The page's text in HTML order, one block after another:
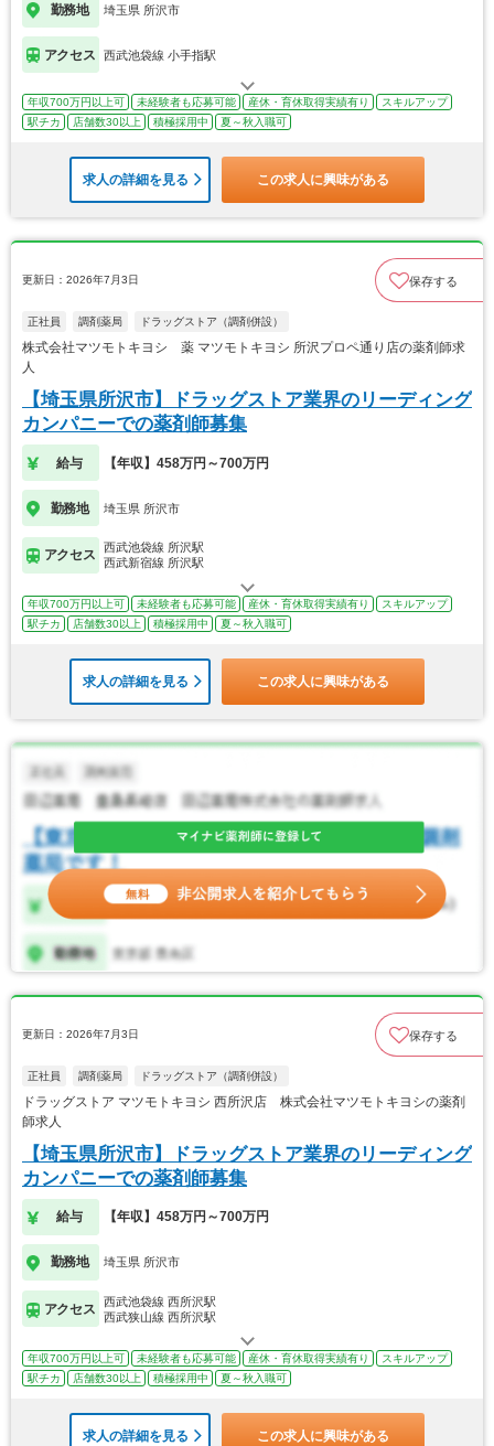
勤務地 埼玉県 所沢市
アクセス 西武池袋線 小手指駅
年収700万円以上可 未経験者も応募可能 産休・育休取得実績有り
スキルアップ
駅チカ
店舗数30以上 積極採用中 夏～秋入職可
求人の詳細を見る この求人に興味がある
更新日：2026年7月3日 保存する
正社員 調剤薬局 ドラッグストア（調剤併設）
株式会社マツモトキヨシ 薬 マツモトキヨシ 所沢プロペ通り店の薬剤師求
人
【埼玉県所沢市】ドラッグストア業界のリーディング
カンパニーでの薬剤師募集
給与 【年収】458万円～700万円
勤務地 埼玉県 所沢市
アクセス
西武池袋線 所沢駅
西武新宿線 所沢駅
年収700万円以上可 未経験者も応募可能 産休・育休取得実績有り
スキルアップ
駅チカ
店舗数30以上 積極採用中 夏～秋入職可
求人の詳細を見る この求人に興味がある
更新日：2026年7月3日 保存する
正社員 調剤薬局 ドラッグストア（調剤併設）
ドラッグストア マツモトキヨシ 西所沢店 株式会社マツモトキヨシの薬剤
師求人
【埼玉県所沢市】ドラッグストア業界のリーディング
カンパニーでの薬剤師募集
給与 【年収】458万円～700万円
勤務地 埼玉県 所沢市
アクセス
西武池袋線 西所沢駅
西武狭山線 西所沢駅
年収700万円以上可 未経験者も応募可能 産休・育休取得実績有り
スキルアップ
駅チカ
店舗数30以上 積極採用中 夏～秋入職可
求人の詳細を見る この求人に興味がある